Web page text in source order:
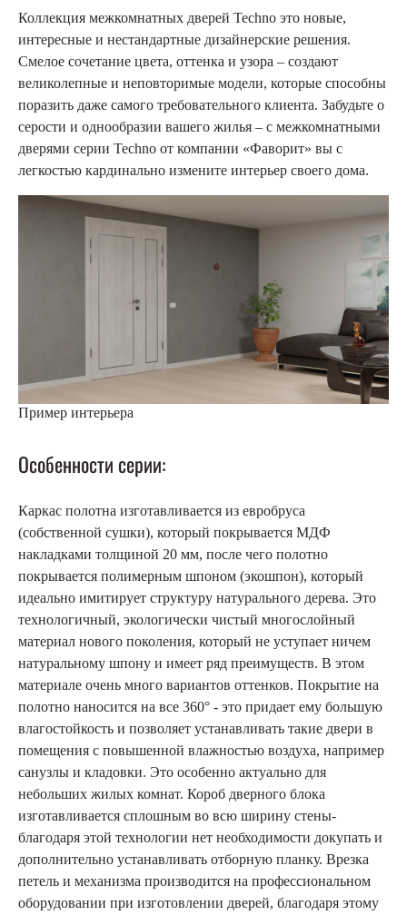
Коллекция межкомнатных дверей Techno это новые,
интересные и нестандартные дизайнерские решения.
Смелое сочетание цвета, оттенка и узора – создают
великолепные и неповторимые модели, которые способны
поразить даже самого требовательного клиента. Забудьте о
серости и однообразии вашего жилья – с межкомнатными
дверями серии Techno от компании «Фаворит» вы с
легкостью кардинально измените интерьер своего дома.
Пример интерьера
Особенности серии:
Каркас полотна изготавливается из евробруса
(собственной сушки), который покрывается МДФ
накладками толщиной 20 мм, после чего полотно
покрывается полимерным шпоном (экошпон), который
идеально имитирует структуру натурального дерева. Это
технологичный, экологически чистый многослойный
материал нового поколения, который не уступает ничем
натуральному шпону и имеет ряд преимуществ. В этом
материале очень много вариантов оттенков. Покрытие на
полотно наносится на все 360° - это придает ему большую
влагостойкость и позволяет устанавливать такие двери в
помещения с повышенной влажностью воздуха, например
санузлы и кладовки. Это особенно актуально для
небольших жилых комнат. Короб дверного блока
изготавливается сплошным во всю ширину стены-
благодаря этой технологии нет необходимости докупать и
дополнительно устанавливать отборную планку. Врезка
петель и механизма производится на профессиональном
оборудовании при изготовлении дверей, благодаря этому